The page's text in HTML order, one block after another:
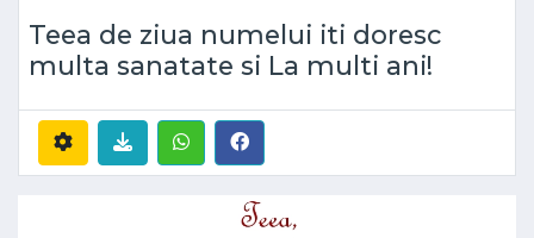
Teea de ziua numelui iti doresc
multa sanatate si La multi ani!